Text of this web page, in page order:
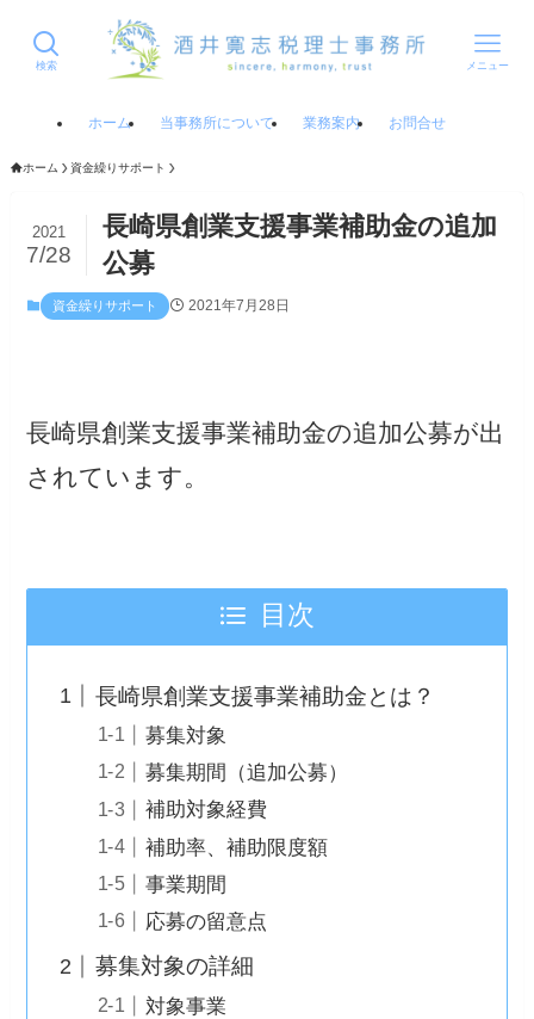
検索 メニュー
ホーム 当事務所について 業務案内 お問合せ
ホーム 資金繰りサポート
長崎県創業支援事業補助金の追加
公募
2021
7/28
資金繰りサポート 2021年7月28日
長崎県創業支援事業補助金の追加公募が出
されています。
目次
長崎県創業支援事業補助金とは？
募集対象
募集期間（追加公募）
補助対象経費
補助率、補助限度額
事業期間
応募の留意点
募集対象の詳細
対象事業